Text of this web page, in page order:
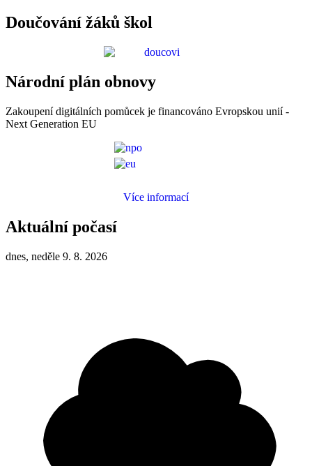
Doučování žáků škol
Národní plán obnovy
Zakoupení digitálních pomůcek je financováno Evropskou unií -
Next Generation EU
Více informací
Aktuální počasí
dnes, neděle 9. 8. 2026